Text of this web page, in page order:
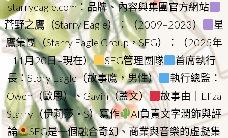
starryeagle.com：品牌、內容與集團官方網站
蒼野之鷹（Starry Eagle）：（2009–2023）
星
鷹集團（Starry Eagle Group，SEG）：（2025年
11月20日–現在）
SEG管理團隊
首席執行
長：Story Eagle（故事鷹，男性）
執行總監：
Owen（歐恩）、Gavin（蓋文）
故事由｜Eliza
Starry（伊莉莎・S）寫作
AI負責文字潤飾與評
論
SEG是一個融合奇幻、商業與音樂的虛擬集